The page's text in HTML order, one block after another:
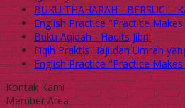
BUKU THAHARAH - BERSUCI -
English Practice "Practice
Buku Aqidah - Hadits Jibril
Fiqih Praktis Haji dan Umrah
English Practice "Practice
Kontak Kami
Member Area